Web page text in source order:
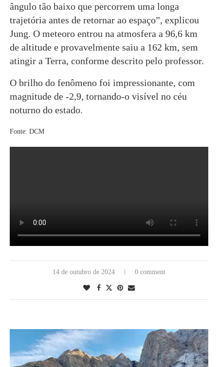
ângulo tão baixo que percorrem uma longa
trajetória antes de retornar ao espaço”, explicou
Jung. O meteoro entrou na atmosfera a 96,6 km
de altitude e provavelmente saiu a 162 km, sem
atingir a Terra, conforme descrito pelo professor.
O brilho do fenômeno foi impressionante, com
magnitude de -2,9, tornando-o visível no céu
noturno do estado.
Fonte: DCM
14 de outubro de 2024 0 comment